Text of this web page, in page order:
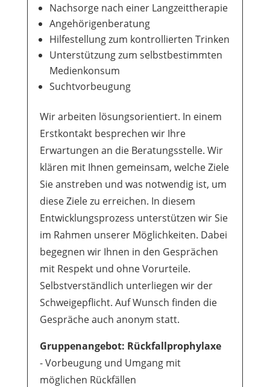
Nachsorge nach einer Langzeittherapie
Angehörigenberatung
Hilfestellung zum kontrollierten Trinken
Unterstützung zum selbstbestimmten
Medienkonsum
Suchtvorbeugung
Wir arbeiten lösungsorientiert. In einem
Erstkontakt besprechen wir Ihre
Erwartungen an die Beratungsstelle. Wir
klären mit Ihnen gemeinsam, welche Ziele
Sie anstreben und was notwendig ist, um
diese Ziele zu erreichen. In diesem
Entwicklungsprozess unterstützen wir Sie
im Rahmen unserer Möglichkeiten. Dabei
begegnen wir Ihnen in den Gesprächen
mit Respekt und ohne Vorurteile.
Selbstverständlich unterliegen wir der
Schweigepflicht. Auf Wunsch finden die
Gespräche auch anonym statt.
Gruppenangebot: Rückfallprophylaxe
- Vorbeugung und Umgang mit
möglichen Rückfällen